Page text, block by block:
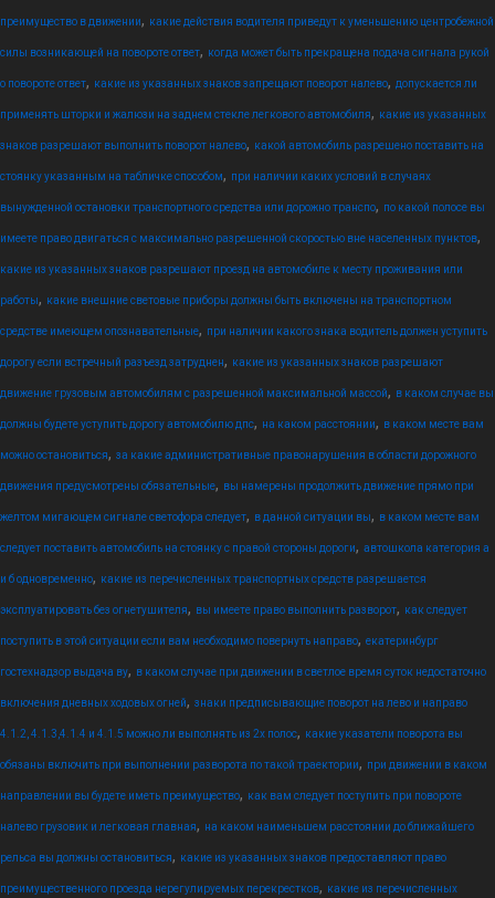
преимущество в движении, какие действия водителя приведут к уменьшению центробежной
силы возникающей на повороте ответ, когда может быть прекращена подача сигнала рукой
о повороте ответ, какие из указанных знаков запрещают поворот налево, допускается ли
применять шторки и жалюзи на заднем стекле легкового автомобиля, какие из указанных
знаков разрешают выполнить поворот налево, какой автомобиль разрешено поставить на
стоянку указанным на табличке способом, при наличии каких условий в случаях
вынужденной остановки транспортного средства или дорожно транспо, по какой полосе вы
имеете право двигаться с максимально разрешенной скоростью вне населенных пунктов,
какие из указанных знаков разрешают проезд на автомобиле к месту проживания или
работы, какие внешние световые приборы должны быть включены на транспортном
средстве имеющем опознавательные, при наличии какого знака водитель должен уступить
дорогу если встречный разъезд затруднен, какие из указанных знаков разрешают
движение грузовым автомобилям с разрешенной максимальной массой, в каком случае вы
должны будете уступить дорогу автомобилю дпс, на каком расстоянии, в каком месте вам
можно остановиться, за какие административные правонарушения в области дорожного
движения предусмотрены обязательные, вы намерены продолжить движение прямо при
желтом мигающем сигнале светофора следует, в данной ситуации вы, в каком месте вам
следует поставить автомобиль на стоянку с правой стороны дороги, автошкола категория а
и б одновременно, какие из перечисленных транспортных средств разрешается
эксплуатировать без огнетушителя, вы имеете право выполнить разворот, как следует
поступить в этой ситуации если вам необходимо повернуть направо, екатеринбург
гостехнадзор выдача ву, в каком случае при движении в светлое время суток недостаточно
включения дневных ходовых огней, знаки предписывающие поворот на лево и направо
4.1.2, 4.1.3,4.1.4 и 4.1.5 можно ли выполнять из 2х полос, какие указатели поворота вы
обязаны включить при выполнении разворота по такой траектории, при движении в каком
направлении вы будете иметь преимущество, как вам следует поступить при повороте
налево грузовик и легковая главная, на каком наименьшем расстоянии до ближайшего
рельса вы должны остановиться, какие из указанных знаков предоставляют право
преимущественного проезда нерегулируемых перекрестков, какие из перечисленных